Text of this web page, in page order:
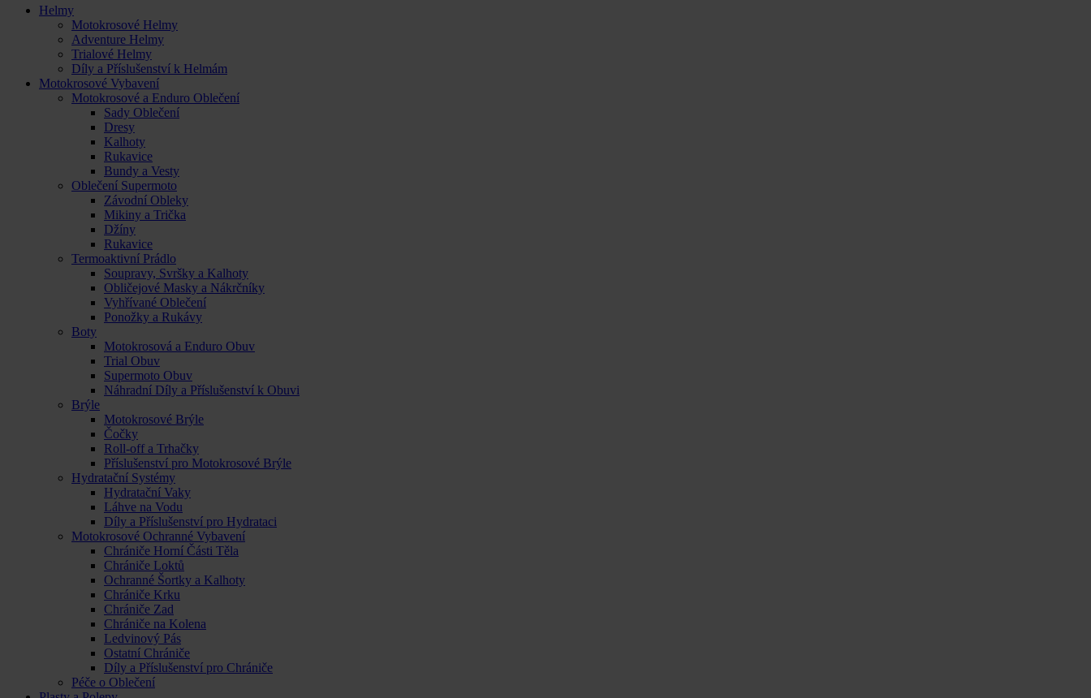
Helmy
Motokrosové Helmy
Adventure Helmy
Trialové Helmy
Díly a Příslušenství k Helmám
Motokrosové Vybavení
Motokrosové a Enduro Oblečení
Sady Oblečení
Dresy
Kalhoty
Rukavice
Bundy a Vesty
Oblečení Supermoto
Závodní Obleky
Mikiny a Trička
Džíny
Rukavice
Termoaktivní Prádlo
Soupravy, Svršky a Kalhoty
Obličejové Masky a Nákrčníky
Vyhřívané Oblečení
Ponožky a Rukávy
Boty
Motokrosová a Enduro Obuv
Trial Obuv
Supermoto Obuv
Náhradní Díly a Příslušenství k Obuvi
Brýle
Motokrosové Brýle
Čočky
Roll-off a Trhačky
Příslušenství pro Motokrosové Brýle
Hydratační Systémy
Hydratační Vaky
Láhve na Vodu
Díly a Příslušenství pro Hydrataci
Motokrosové Ochranné Vybavení
Chrániče Horní Části Těla
Chrániče Loktů
Ochranné Šortky a Kalhoty
Chrániče Krku
Chrániče Zad
Chrániče na Kolena
Ledvinový Pás
Ostatní Chrániče
Díly a Příslušenství pro Chrániče
Péče o Oblečení